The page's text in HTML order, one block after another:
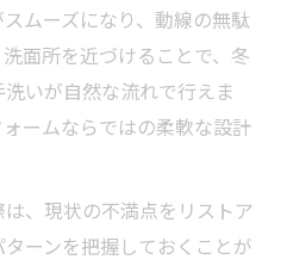
ムーズになり、動線の無駄
面所を近づけることで、冬
いが自然な流れで行えま
ームならではの柔軟な設計
、現状の不満点をリストア
ーンを把握しておくことが